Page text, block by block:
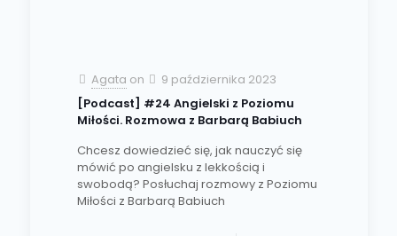
Agata on
9 października 2023
[Podcast] #24 Angielski z Poziomu
Miłości. Rozmowa z Barbarą Babiuch
Chcesz dowiedzieć się, jak nauczyć się
mówić po angielsku z lekkością i
swobodą? Posłuchaj rozmowy z Poziomu
Miłości z Barbarą Babiuch